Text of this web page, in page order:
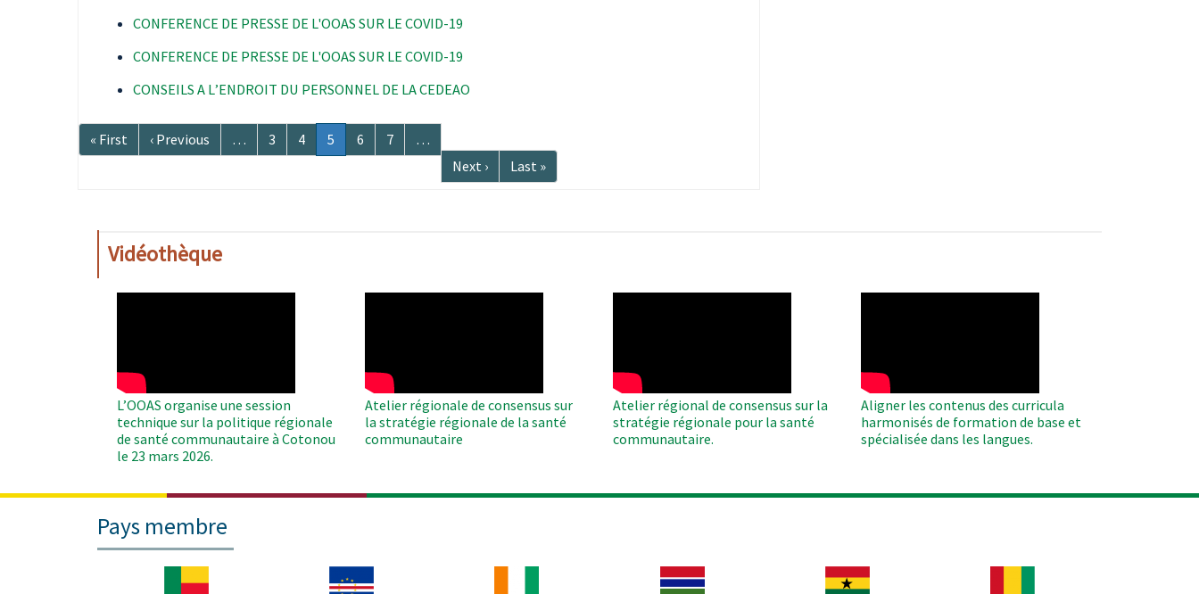
CONFERENCE DE PRESSE DE L'OOAS SUR LE COVID-19
CONFERENCE DE PRESSE DE L'OOAS SUR LE COVID-19
CONSEILS A L’ENDROIT DU PERSONNEL DE LA CEDEAO
Pagination
Première
page
« First
Page
précédente
‹ Previous … Page
3 Page
4
Page
courante
5 Page
6 Page
7
…
Page
suivante
Next ›
Dernière
page
Last »
Vidéothèque
L’OOAS organise une session
technique sur la politique régionale
de santé communautaire à Cotonou
le 23 mars 2026.
Atelier régionale de consensus sur
la stratégie régionale de la santé
communautaire
Atelier régional de consensus sur la
stratégie régionale pour la santé
communautaire.
Aligner les contenus des curricula
harmonisés de formation de base et
spécialisée dans les langues.
Pays membre